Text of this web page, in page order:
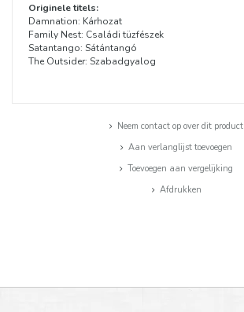
Originele titels:
Damnation: Kárhozat
Family Nest: Családi tüzfészek
Satantango: Sátántangó
The Outsider: Szabadgyalog
Neem contact op over dit product
Aan verlanglijst toevoegen
Toevoegen aan vergelijking
Afdrukken